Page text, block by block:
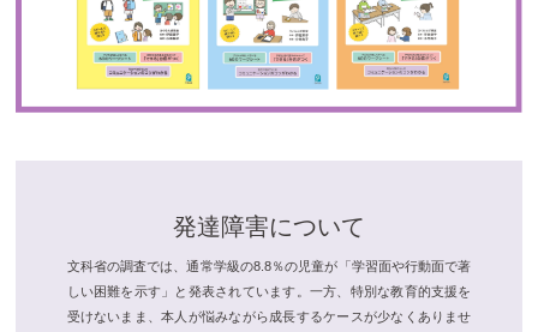
発達障害について
文科省の調査では、通常学級の8.8％の児童が「学習面や行動面で著
しい困難を示す」と発表されています。一方、特別な教育的支援を
受けないまま、本人が悩みながら成長するケースが少なくありませ